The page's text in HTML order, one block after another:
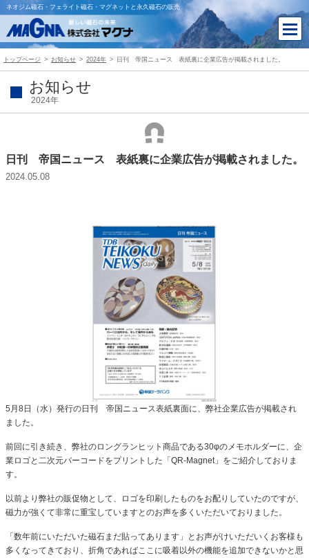
ネオジム磁石・フェライト磁石・マグネットと永久磁石の販売
トップページ お知らせ 2024年 日刊 帝国ニュース 表紙裏に企業広告が掲載されました。
お知らせ
2024年
日刊 帝国ニュース 表紙裏に企業広告が掲載されました。
2024.05.08
5月8日（水）発行の日刊 帝国ニュース表紙裏面に、弊社企業広告が掲載され
ました。
前回に引き続き、弊社のロングランヒット商品である30φのメモホルダーに、企
業ロゴと二次元バーコードをプリントした「QR-Magnet」をご紹介しておりま
す。
以前より弊社の販促物として、ロゴを印刷したものをお配りしていたのですが、
磁力が強くて非常に重宝していますとのお声を多くいただいておりました。
「数年前にいただいた磁石まだ貼ってあります」とお声がけいただいくお客様も
多くなってきており、折角であればここに吸着以外の機能を追加できないかと思